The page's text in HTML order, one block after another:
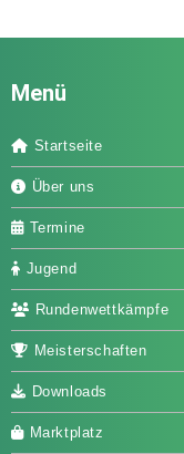
Menü
Startseite
Über uns
Termine
Jugend
Rundenwettkämpfe
Meisterschaften
Downloads
Marktplatz